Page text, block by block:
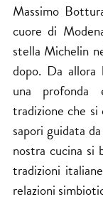
Massimo
cuore di
stella Michelin
dopo. Da allora
una profonda
tradizione che si
sapori guidata
nostra cucina si
tradizioni
relazioni